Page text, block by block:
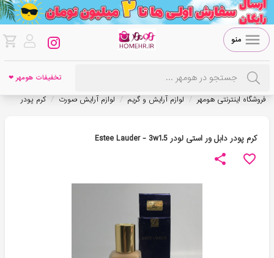
منو
تخفیفات هومهر ❤
فروشگاه اینترنتی هومهر / لوازم آرایش و گریم / لوازم آرایش صورت / کرم پودر
کرم پودر دابل ور استی لودر Estee Lauder - 3w1.5